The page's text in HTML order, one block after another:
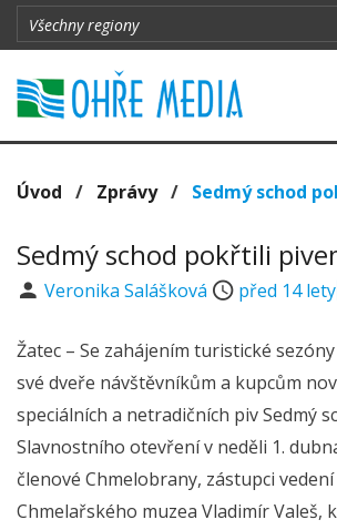
Úvod / Zprávy/ Sedmý schod
Sedmý schod pokřtili
Veronika Salášková před 14 lety
Žatec – Se zahájením turistické
své dveře návštěvníkům a kupcům
speciálních a netradičních piv Sedmý
Slavnostního otevření v neděli 1.
členové Chmelobrany, zástupci
Chmelařského muzea Vladimír Valeš,